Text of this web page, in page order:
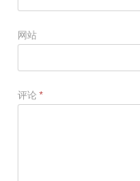
网站
评论*